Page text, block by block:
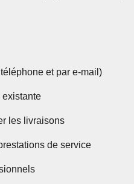
et par e-mail)
les livraisons
de service